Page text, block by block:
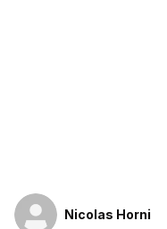
Nicolas Horni